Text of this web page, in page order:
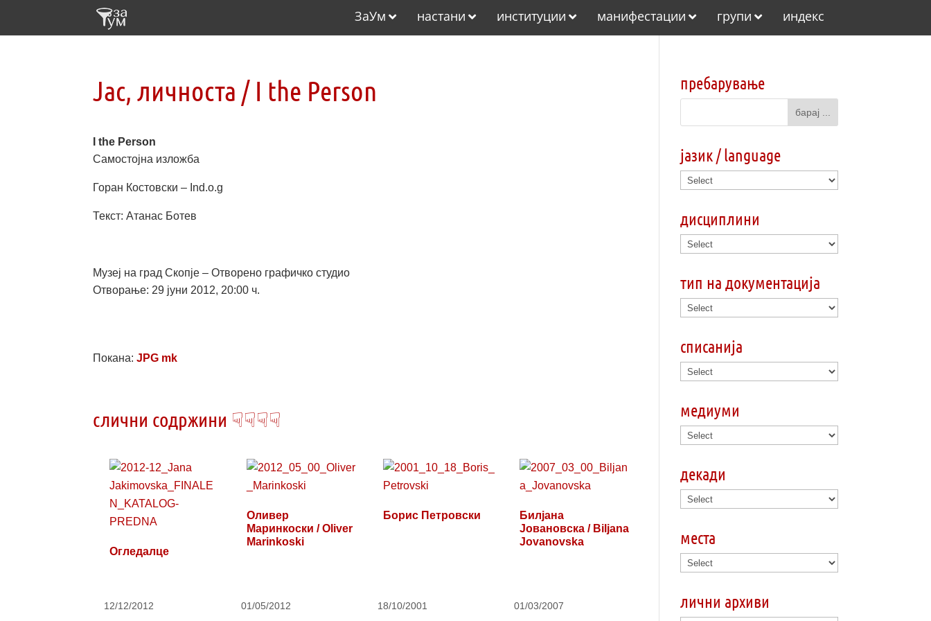
ЗаУм настани институции манифестации групи индекс
Јас, личноста / I the Person
I the Person
Самостојна изложба
Горан Костовски – Ind.o.g
Текст: Атанас Ботев
Музеј на град Скопје – Отворено графичко студио
Отворање: 29 јуни 2012, 20:00 ч.
Покана:JPG mk
слични содржини ☟☟☟☟
Огледалце
12/12/2012
Оливер
Маринкоски / Oliver
Marinkoski
01/05/2012
Борис Петровски
18/10/2001
Билјана
Јовановска / Biljana
Jovanovska
01/03/2007
пребарување
јазик / language
дисциплини
тип на документација
списанија
медиуми
декади
места
лични архиви